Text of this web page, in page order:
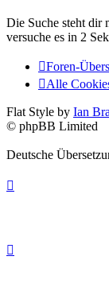
Die Suche steht dir
versuche es in 2
Foren-
Alle
Flat Style by Ian
© phpBB Limited
Deutsche